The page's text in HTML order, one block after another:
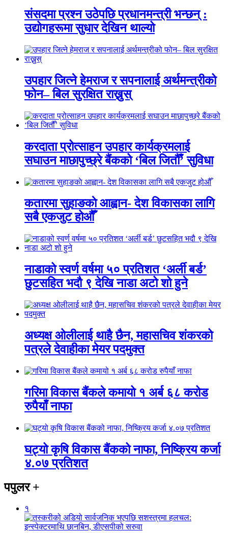
संसदमा प्रश्न उठेपछि प्रधानमन्त्री भन्छन् :
उद्योगहरूमा सुधार देखिन थाल्यो
उपहार जित्ने हेमराज र सपनालाई अर्थमन्त्रीको
फोन– बिल सुरक्षित राख्नुस्
करदाता प्रोत्साहन उपहार कार्यक्रमलाई
सघाउन माछापुच्छ्रे बैंकको ‘बिल जितौँ’ सुविधा
कतारमा सुहाङकाे आह्वान- देश विकासका लागि
सबै एकजुट होऔँ
नाडाको स्वर्ण वर्षमा ५० प्रतिशत ‘अर्ली बर्ड’
छुटसहित भदौ ९ देखि नाडा अटो शो हुने
अध्यक्ष ओलीलाई थाहै छैन, महासचिव शंकरको
पत्रले देवाहीका मेयर पदमुक्त
गरिमा विकास बैंकले कमायो १ अर्ब ६८ करोड
रुपैयाँ नाफा
घट्यो कृषि विकास बैंकको नाफा, निष्क्रिय कर्जा
४.०७ प्रतिशत
पपुलर+
१